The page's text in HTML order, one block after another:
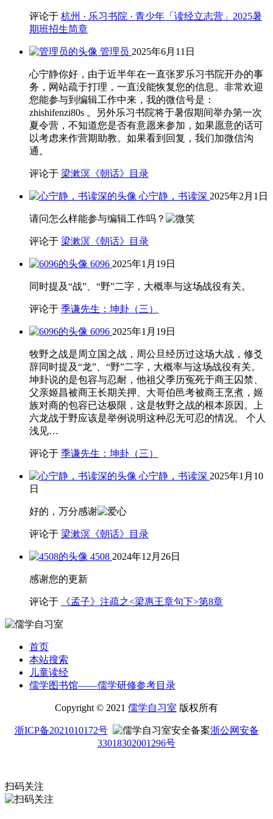
评论于 杭州 · 乐习书院 · 青少年「读经立志营」2025暑
期班招生简章
管理员 2025年6月11日
心宁静你好，由于近半年在一直张罗乐习书院开办的事
务，网站疏于打理，一直没能恢复您的信息。非常欢迎
您能参与到编辑工作中来，我的微信号是：
zhishifenzi80s 。另外乐习书院将于暑假期间举办第一次
夏令营，不知道您是否有意愿来参加，如果愿意的话可
以考虑来作营期助教。如果看到回复，我们加微信沟
通。
评论于 梁漱溟《朝话》目录
心宁静，书读深 2025年2月1日
请问怎么样能参与编辑工作吗？
评论于 梁漱溟《朝话》目录
6096 2025年1月19日
同时提及“战”、“野”二字，大概率与这场战役有关。
评论于 季谦先生：坤卦（三）
6096 2025年1月19日
牧野之战是周立国之战，周公旦经历过这场大战，修爻
辞同时提及“龙”、“野”二字，大概率与这场战役有关。
坤卦说的是包容与忍耐，他祖父季历冤死于商王囚禁、
父亲姬昌被商王长期关押、大哥伯邑考被商王烹煮，姬
族对商的包容已达极限，这是牧野之战的根本原因。上
六龙战于野应该是举例说明这种忍无可忍的情况。 个人
浅见…
评论于 季谦先生：坤卦（三）
心宁静，书读深 2025年1月10
日
好的，万分感谢
评论于 梁漱溟《朝话》目录
4508 2024年12月26日
感谢您的更新
评论于 《孟子》注疏之<梁惠王章句下>第8章
首页
本站搜索
儿童读经
儒学图书馆——儒学研修参考目录
Copyright © 2021 儒学自习室 版权所有
浙ICP备2021010172号
浙公网安备
33018302001296号
扫码关注